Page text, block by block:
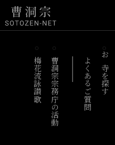
梅花流詠讃歌 曹洞宗宗務庁の活動 よくあるご質問 お寺を探す